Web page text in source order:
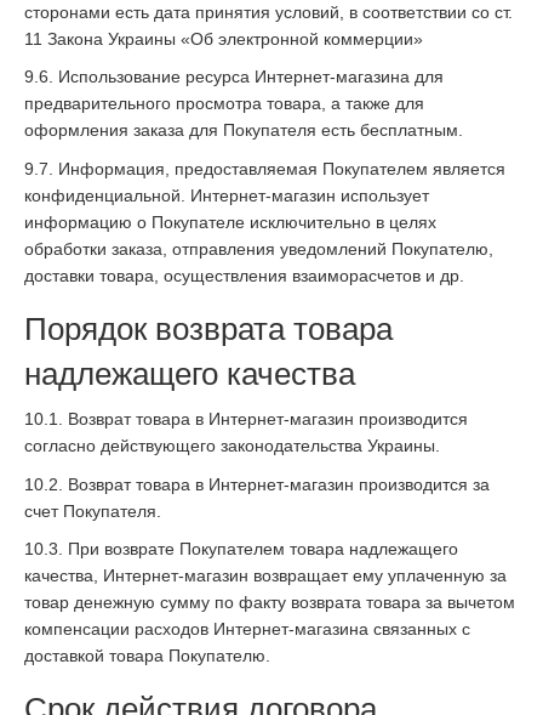
сторонами есть дата принятия условий, в соответствии со ст.
11 Закона Украины «Об электронной коммерции»
9.6. Использование ресурса Интернет-магазина для
предварительного просмотра товара, а также для
оформления заказа для Покупателя есть бесплатным.
9.7. Информация, предоставляемая Покупателем является
конфиденциальной. Интернет-магазин использует
информацию о Покупателе исключительно в целях
обработки заказа, отправления уведомлений Покупателю,
доставки товара, осуществления взаиморасчетов и др.
Порядок возврата товара
надлежащего качества
10.1. Возврат товара в Интернет-магазин производится
согласно действующего законодательства Украины.
10.2. Возврат товара в Интернет-магазин производится за
счет Покупателя.
10.3. При возврате Покупателем товара надлежащего
качества, Интернет-магазин возвращает ему уплаченную за
товар денежную сумму по факту возврата товара за вычетом
компенсации расходов Интернет-магазина связанных с
доставкой товара Покупателю.